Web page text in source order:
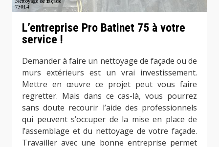
L’entreprise Pro Batinet 75 à votre
service !
Demander à faire un nettoyage de façade ou de
murs extérieurs est un vrai investissement.
Mettre en œuvre ce projet peut vous faire
regretter. Mais dans ce cas-là, vous pourrez
sans doute recourir l’aide des professionnels
qui peuvent s’occuper de la mise en place de
l’assemblage et du nettoyage de votre façade.
Travailler avec une bonne entreprise permet